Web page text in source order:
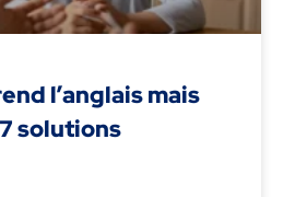
l’anglais mais
solutions